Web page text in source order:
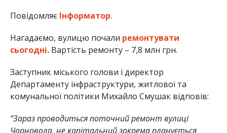
ПовідомляєІнформатор.
Нагадаємо, вулицю почали ремонтувати
сьогодні.Вартість ремонту – 7,8 млн грн.
Заступник міського голови і директор
Департаменту інфраструктури, житлової та
комунальної політики Михайло Смушак відповів:
“Зараз проводиться поточний ремонт вулиці
Чорновола, не капітальний зокрема планується